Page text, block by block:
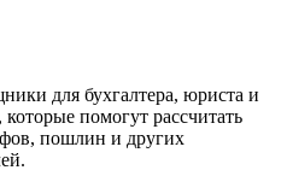
для бухгалтера, юриста и
помогут рассчитать
пошлин и других